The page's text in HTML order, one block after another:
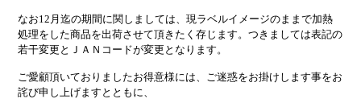
なお12月迄の期間に関しましては、現ラベルイメージのままで加熱
処理をした商品を出荷させて頂きたく存じます。つきましては表記の
若干変更とＪＡＮコードが変更となります。
ご愛顧頂いておりましたお得意様には、ご迷惑をお掛けします事をお
詫び申し上げますとともに、